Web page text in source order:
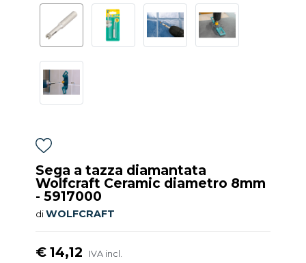
Sega a tazza diamantata
Wolfcraft Ceramic diametro 8mm
- 5917000
diWOLFCRAFT
€ 14,12 IVA incl.